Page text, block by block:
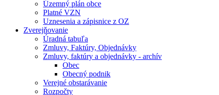
Územný plán obce
Platné VZN
Uznesenia a zápisnice z OZ
Zverejňovanie
Úradná tabuľa
Zmluvy, Faktúry, Objednávky
Zmluvy, faktúry a objednávky - archív
Obec
Obecný podnik
Verejné obstarávanie
Rozpočty